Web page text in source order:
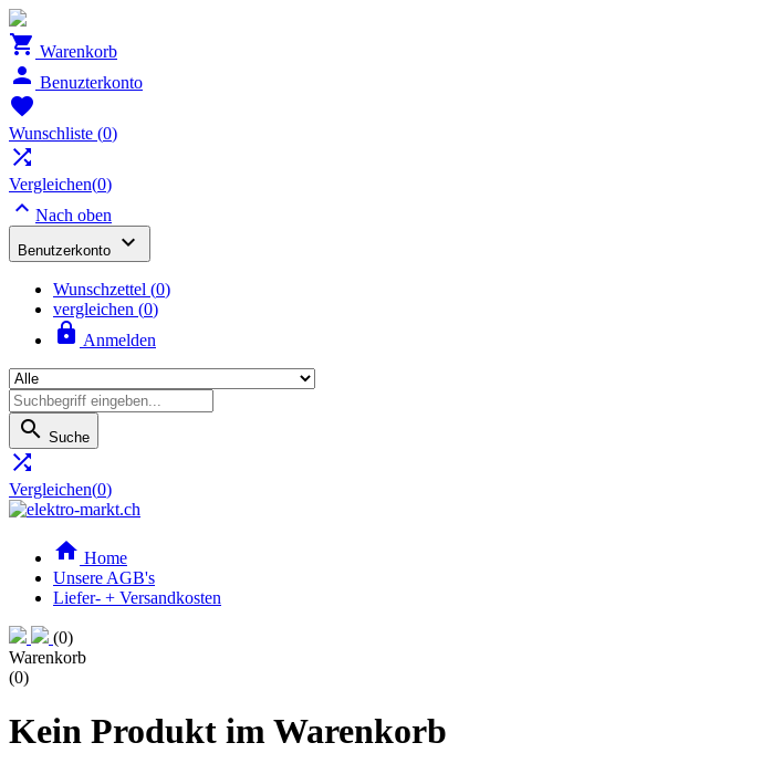
 Warenkorb
 Benuzterkonto

Wunschliste (0)

Vergleichen(0)
 Nach oben
Benutzerkonto 
Wunschzettel (0)
vergleichen (0)
 Anmelden
 Suche

Vergleichen(0)
 Home
Unsere AGB's
Liefer- + Versandkosten
(0)
Warenkorb
(0)
Kein Produkt im Warenkorb